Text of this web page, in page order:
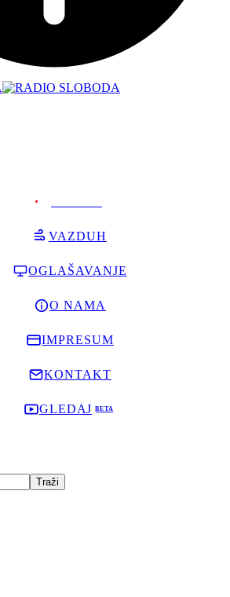
VAZDUH
OGLAŠAVANJE
O NAMA
IMPRESUM
KONTAKT
GLEDAJ